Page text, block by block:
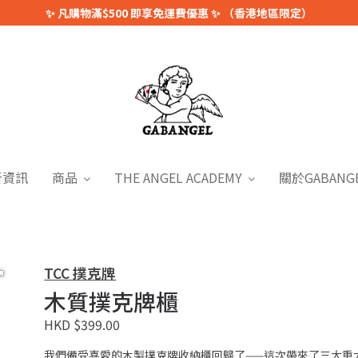
✨ 凡購物滿$500 即享免運費優惠 ✨ （香港地區限定）
訊 商品 THE ANGEL ACADEMY 關於
TCC 撲克牌
木質撲克牌櫃
HKD $399.00
我們備受喜愛的木製撲克牌收納櫃回歸了——這次帶來了三大重